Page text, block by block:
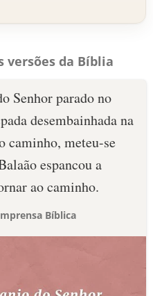
versões da Bíblia
Senhor parado no
desembainhada na
caminho, meteu-se
espancou a
ao caminho.
Bíblica